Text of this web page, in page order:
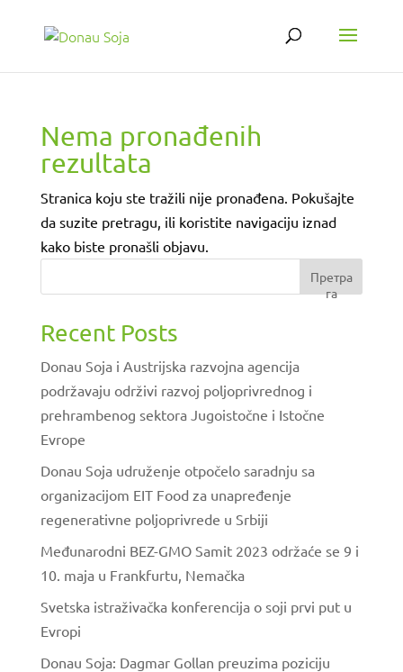
Nema pronađenih
rezultata
Stranica koju ste tražili nije pronađena. Pokušajte
da suzite pretragu, ili koristite navigaciju iznad
kako biste pronašli objavu.
Претра
га
Recent Posts
Donau Soja i Austrijska razvojna agencija
podržavaju održivi razvoj poljoprivrednog i
prehrambenog sektora Jugoistočne i Istočne
Evrope
Donau Soja udruženje otpočelo saradnju sa
organizacijom EIT Food za unapređenje
regenerativne poljoprivrede u Srbiji
Međunarodni BEZ-GMO Samit 2023 održaće se 9 i
10. maja u Frankfurtu, Nemačka
Svetska istraživačka konferencija o soji prvi put u
Evropi
Donau Soja: Dagmar Gollan preuzima poziciju